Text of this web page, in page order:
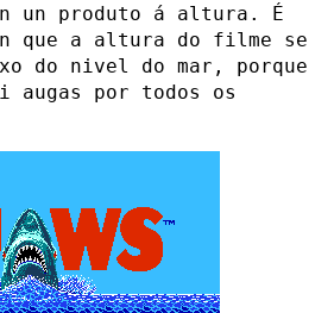
un produto á altura. É
que a altura do filme se
do nivel do mar, porque
augas por todos os